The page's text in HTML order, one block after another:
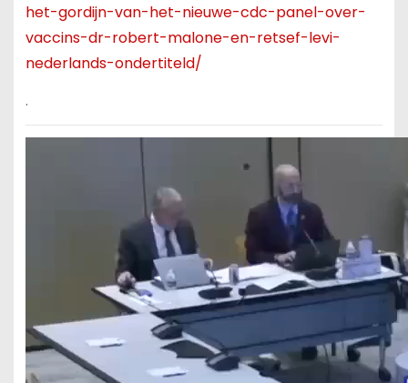
het-gordijn-van-het-nieuwe-cdc-panel-over-
vaccins-dr-robert-malone-en-retsef-levi-
nederlands-ondertiteld/
.